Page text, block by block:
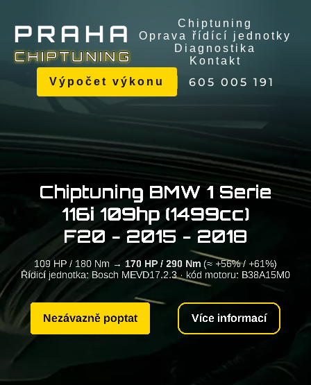
PR A H A
CHIPTUNING
Chiptuning
Oprava řídící jednotky
Diagnostika
Kontakt
Výpočet výkonu
605 005 191
Chiptuning BMW 1 Serie
116i 109hp (1499cc)
F20 - 2015 - 2018
109 HP / 180 Nm → 170 HP / 290 Nm (≈ +56% / +61%)
Řídicí jednotka: Bosch MEVD17.2.3 · kód motoru: B38A15M0
Nezávazně poptat Více informací